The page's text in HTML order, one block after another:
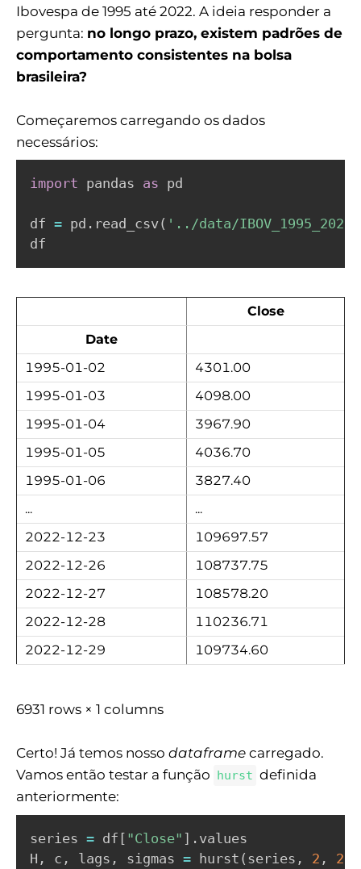
Ibovespa de 1995 até 2022. A ideia responder a
pergunta: no longo prazo, existem padrões de
comportamento consistentes na bolsa
brasileira?
Começaremos carregando os dados
necessários:
import pandas as pd
df = pd . read_csv( '../data/
Close
Date
1995-01-02
4301.00
1995-01-03
4098.00
1995-01-04
3967.90
1995-01-05
4036.70
1995-01-06
3827.40
...
...
2022-12-23
109697.57
2022-12-26
108737.75
2022-12-27
108578.20
2022-12-28
110236.71
2022-12-29
109734.60
6931 rows × 1 columns
Certo! Já temos nosso dataframe carregado.
Vamos então testar a função hurst definida
anteriormente:
series = df [ "Close" ] . values
H , c , lags , sigmas = hurst ( series , 2 , 200